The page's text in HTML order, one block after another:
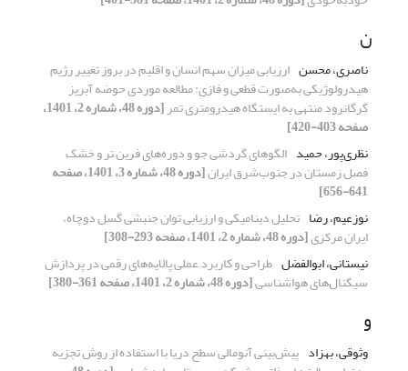
ن
ناصری، محسن ارزیابی میزان سهم انسان و اقلیم در بروز تغییر رژیم
هیدرولوژیکی به‌صورت قطعی و فازی: مطالعه موردی حوضه آبریز
گرگانرود منتهی به ایستگاه هیدرومتری تمر [دوره 48، شماره 2، 1401،
صفحه 403-420]
نظری‌پور، حمید الگوهای گردشی جو و دوره‌های فرین تر و خشک
فصل زمستان در جنوب‌شرق ایران [دوره 48، شماره 3، 1401، صفحه
641-656]
نوزعیم، رضا تحلیل دینامیکی و ارزیابی توان جنبشی گسل دوچاه،
ایران مرکزی[دوره 48، شماره 2، 1401، صفحه 293-308]
نیستانی، ابوالفضل طراحی و کاربرد عملی پالایه‌های رقمی در پردازش
سیگنال‌های هواشناسی[دوره 48، شماره 2، 1401، صفحه 361-380]
و
وثوقی، بهزاد پیش‌بینی آنومالی سطح دریا با استفاده از روش تجزیه